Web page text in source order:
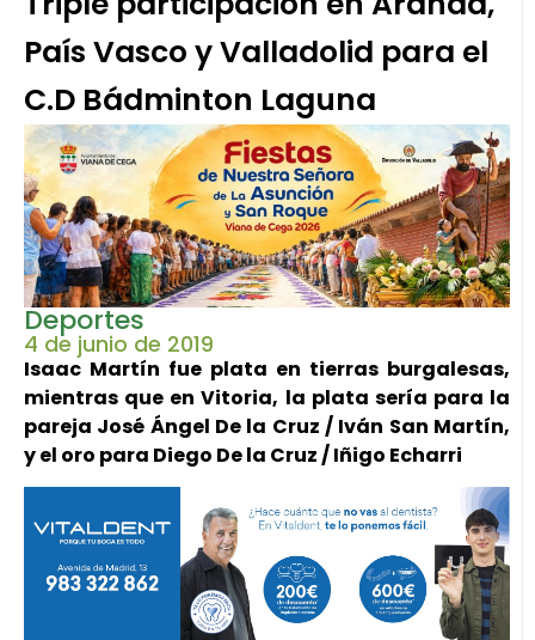
País Vasco y Valladolid para el
C.D Bádminton Laguna
Deportes
4 de junio de 2019
Isaac Martín fue plata en tierras burgalesas,
mientras que en Vitoria, la plata sería para la
pareja José Ángel De la Cruz / Iván San Martín,
y el oro para Diego De la Cruz / Iñigo Echarri